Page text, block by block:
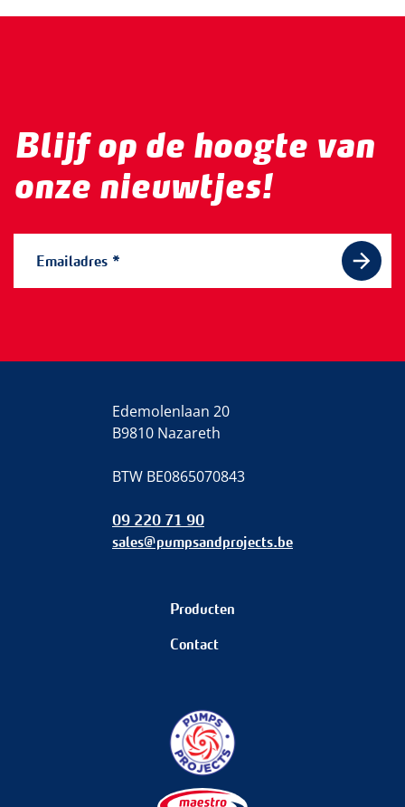
Blijf op de hoogte van
onze nieuwtjes!
Producten
Contact
Edemolenlaan 20
B9810 Nazareth
BTW BE0865070843
09 220 71 90
sales@pumpsandprojects.be